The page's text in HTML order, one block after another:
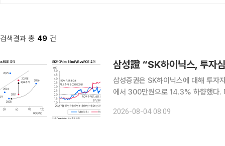
검색결과 총 49 건
삼성證 “SK하이닉스, 투
삼성증권은 SK하이닉스에 대해 투자
에서 300만원으로 14.3% 하향했다.
데이터센터 투자의 지속성에 대한 의
2026-08-04 08:09